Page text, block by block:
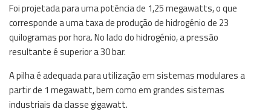
Foi projetada para uma potência de 1,25 megawatts, o que
corresponde a uma taxa de produção de hidrogénio de 23
quilogramas por hora. No lado do hidrogénio, a pressão
resultante é superior a 30 bar.
A pilha é adequada para utilização em sistemas modulares a
partir de 1 megawatt, bem como em grandes sistemas
industriais da classe gigawatt.